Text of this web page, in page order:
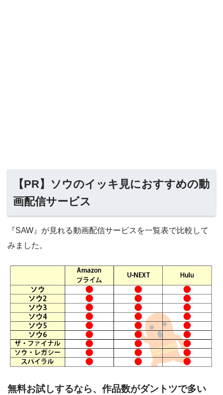
【PR】ソウのイッキ見におすすめの動
画配信サービス
『SAW』が見れる動画配信サービスを一覧表で比較して
みました。
無料お試しするなら、作品数がダントツで多い